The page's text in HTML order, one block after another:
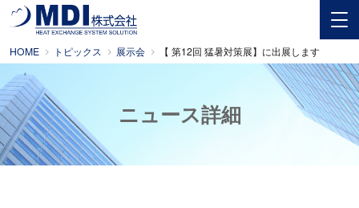
HOME トピックス 展示会 【 第12回 猛暑対策展】に出展します
ニュース詳細